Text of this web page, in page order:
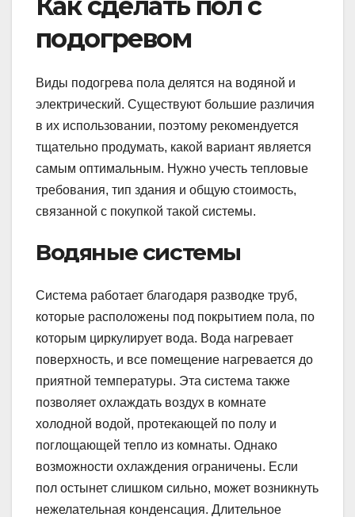
подогревом
Виды подогрева пола делятся на водяной и
электрический. Существуют большие различия
в их использовании, поэтому рекомендуется
тщательно продумать, какой вариант является
самым оптимальным. Нужно учесть тепловые
требования, тип здания и общую стоимость,
связанной с покупкой такой системы.
Водяные системы
Система работает благодаря разводке труб,
которые расположены под покрытием пола, по
которым циркулирует вода. Вода нагревает
поверхность, и все помещение нагревается до
приятной температуры. Эта система также
позволяет охлаждать воздух в комнате
холодной водой, протекающей по полу и
поглощающей тепло из комнаты. Однако
возможности охлаждения ограничены. Если
пол остынет слишком сильно, может возникнуть
нежелательная конденсация. Длительное